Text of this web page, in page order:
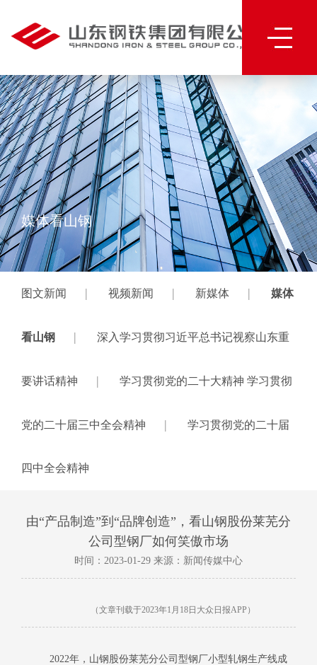
媒体看山钢
图文新闻 | 视频新闻 | 新媒体 | 媒体
看山钢 | 深入学习贯彻习近平总书记视察山东重
要讲话精神 | 学习贯彻党的二十大精神 学习贯彻
党的二十届三中全会精神 | 学习贯彻党的二十届
四中全会精神
由“产品制造”到“品牌创造”，看山钢股份莱芜分
公司型钢厂如何笑傲市场
时间：2023-01-29 来源：新闻传媒中心
（文章刊载于2023年1月18日大众日报APP）
2022年，山钢股份莱芜分公司型钢厂小型轧钢生产线成